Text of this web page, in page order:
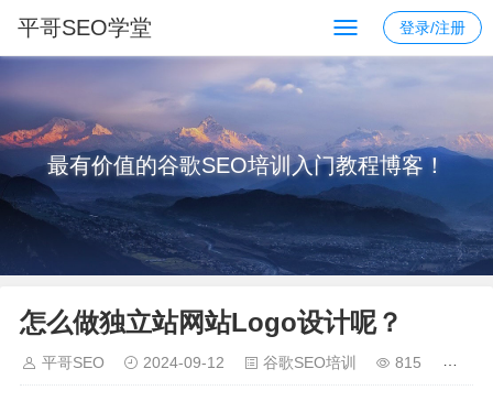
平哥SEO学堂 登录/注册
最有价值的谷歌SEO培训入门教程博客！
怎么做独立站网站Logo设计呢？
平哥SEO 2024-09-12 谷歌SEO培训 815